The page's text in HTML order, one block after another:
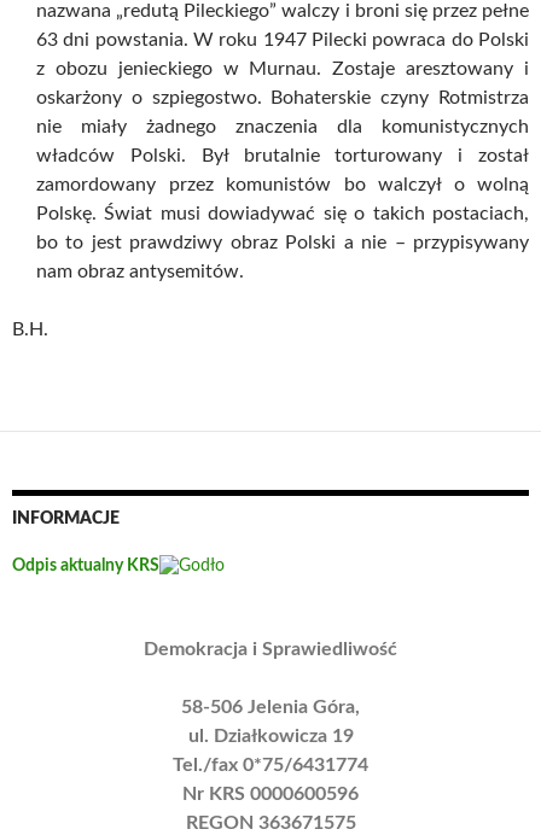
nazwana „redutą Pileckiego” walczy i broni się przez pełne
63 dni powstania. W roku 1947 Pilecki powraca do Polski
z obozu jenieckiego w Murnau. Zostaje aresztowany i
oskarżony o szpiegostwo. Bohaterskie czyny Rotmistrza
nie miały żadnego znaczenia dla komunistycznych
władców Polski. Był brutalnie torturowany i został
zamordowany przez komunistów bo walczył o wolną
Polskę. Świat musi dowiadywać się o takich postaciach,
bo to jest prawdziwy obraz Polski a nie – przypisywany
nam obraz antysemitów.
B.H.
INFORMACJE
Odpis aktualny KRS
Demokracja i Sprawiedliwość
58-506 Jelenia Góra,
ul. Działkowicza 19
Tel./fax 0*75/6431774
Nr KRS 0000600596
REGON 363671575